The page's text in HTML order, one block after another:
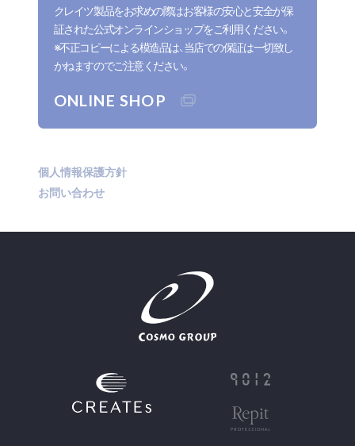
クレイツ製品をお求めの際はお客様の安心と安全が保
証された公式オンラインショップをご利用ください。
※不正コピーによる模造品は、当店での保証は一切致し
かねますのでご注意ください。
ONLINE SHOP
個人情報保護方針
お問い合わせ
JP CN